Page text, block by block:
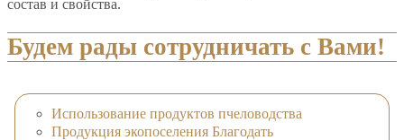
состав и свойства.
Будем рады сотрудничать с Вами!
Использование продуктов пчеловодства
Продукция экопоселения Благодать